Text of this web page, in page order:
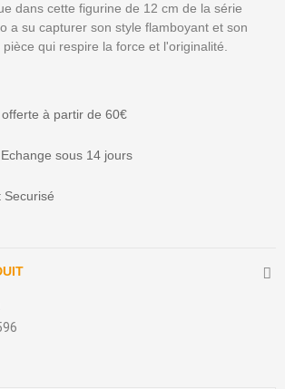
dans cette figurine de 12 cm de la série
a su capturer son style flamboyant et son
qui respire la force et l'originalité.
à partir de 60€
sous 14 jours
Securisé